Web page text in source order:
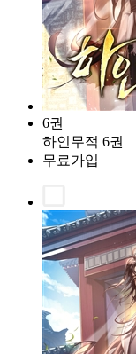
6권
하인무적 6권
무료가입